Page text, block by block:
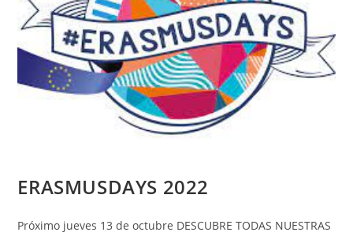
ERASMUSDAYS 2022
Próximo jueves 13 de octubre DESCUBRE TODAS NUESTRAS